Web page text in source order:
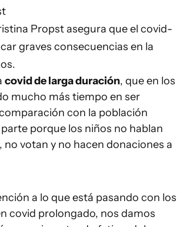
Propst asegura que el covid-
graves consecuencias en la
covid de larga duración, que en los
mucho más tiempo en ser
con la población
porque los niños no hablan
no votan y no hacen donaciones a
a lo que está pasando con los
covid prolongado, nos damos